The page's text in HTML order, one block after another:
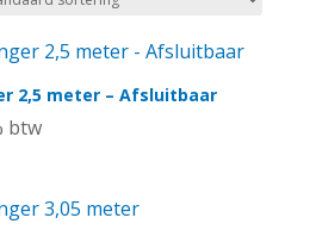
2,5 meter – Afsluitbaar
btw